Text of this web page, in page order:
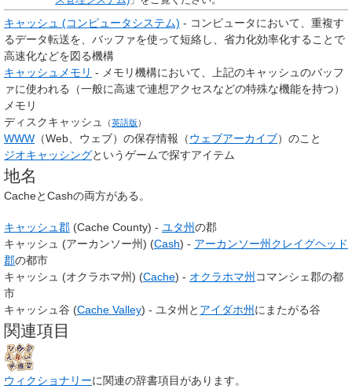
キャッシュ (コンピュータシステム) - コンピュータにおいて、重複す
るデータ転送を、バッファを使って短絡し、省力化効率化することで
高速化などを図る機構
キャッシュメモリ - メモリ機構において、上記のキャッシュのバッフ
ァに使われる（一般に高速で連想アクセスなどの特殊な機能を持つ）
メモリ
ディスクキャッシュ
（英語版 ）
WWW （Web、ウェブ）の保存情報（ウェブアーカイブ）のこと
ジオキャッシングというゲームで探すアイテム
地名
CacheとCashの両方がある。
キャッシュ郡 (Cache County) - ユタ州の郡
キャッシュ (アーカンソー州) (Cash) - アーカンソー州 クレイグヘッド
郡の都市
キャッシュ (オクラホマ州) (Cache) - オクラホマ州 コマンシェ郡の都
市
キャッシュ谷 (Cache Valley) - ユタ州と アイダホ州 にまたがる谷
関連項目
ウィクショナリーに関連の辞書項目があります。